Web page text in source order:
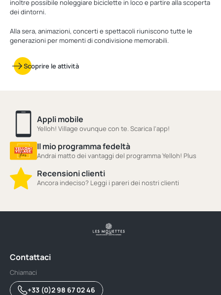
inoltre possibile noleggiare biciclette in loco e partire alla scoperta
dei dintorni.
Alla sera, animazioni, concerti e spettacoli riuniscono tutte le
generazioni per momenti di condivisione memorabili.
Scoprire le attività
Appli mobile
Yelloh! Village ovunque con te. Scarica l'app!
Il mio programma fedeltà
Andrai matto dei vantaggi del programma Yelloh! Plus
Recensioni clienti
Ancora indeciso? Leggi i pareri dei nostri clienti
Contattaci
Chiamaci
+33 (0)2 98 67 02 46